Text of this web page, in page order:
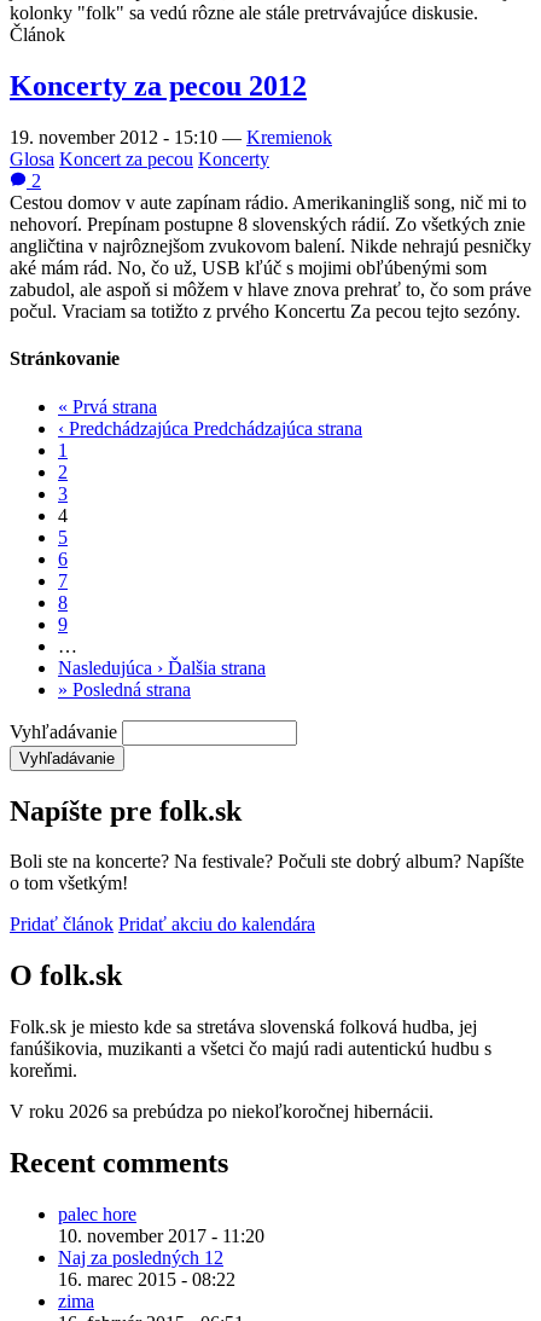
kolonky "folk" sa vedú rôzne ale stále pretrvávajúce diskusie.
Článok
Koncerty za pecou 2012
19. november 2012 - 15:10 — Kremienok
Glosa Koncert za pecou Koncerty
2
Cestou domov v aute zapínam rádio. Amerikaningliš song, nič mi to
nehovorí. Prepínam postupne 8 slovenských rádií. Zo všetkých znie
angličtina v najrôznejšom zvukovom balení. Nikde nehrajú pesničky
aké mám rád. No, čo už, USB kľúč s mojimi obľúbenými som
zabudol, ale aspoň si môžem v hlave znova prehrať to, čo som práve
počul. Vraciam sa totižto z prvého Koncertu Za pecou tejto sezóny.
Stránkovanie
« Prvá strana
‹ Predchádzajúca Predchádzajúca strana
1
2
3
4
5
6
7
8
9
…
Nasledujúca › Ďalšia strana
» Posledná strana
Vyhľadávanie
Napíšte pre folk.sk
Boli ste na koncerte? Na festivale? Počuli ste dobrý album? Napíšte
o tom všetkým!
Pridať článok Pridať akciu do kalendára
O folk.sk
Folk.sk je miesto kde sa stretáva slovenská folková hudba, jej
fanúšikovia, muzikanti a všetci čo majú radi autentickú hudbu s
koreňmi.
V roku 2026 sa prebúdza po niekoľkoročnej hibernácii.
Recent comments
palec hore
10. november 2017 - 11:20
Naj za posledných 12
16. marec 2015 - 08:22
zima